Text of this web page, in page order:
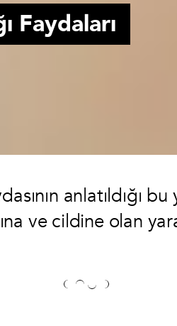
Faydaları
anlatıldığı
ve cildine olan